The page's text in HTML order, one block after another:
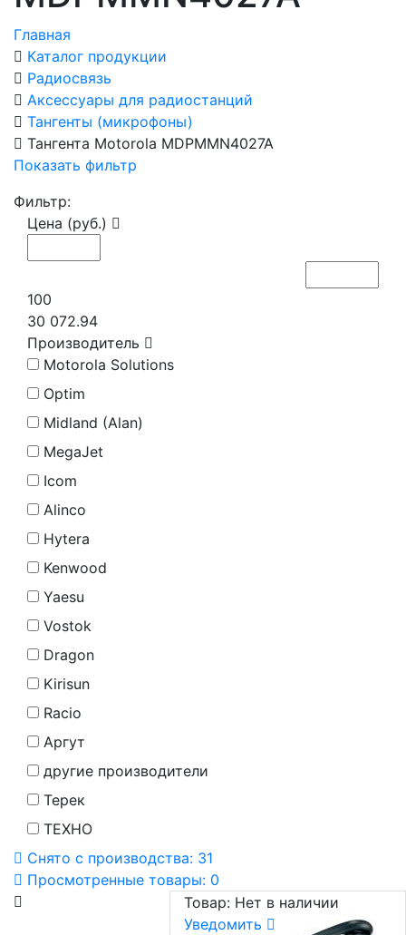
Главная
Каталог продукции
Радиосвязь
Аксессуары для радиостанций
Тангенты (микрофоны)
Тангента Motorola MDPMMN4027A
Показать фильтр
Фильтр:
Цена (руб.)
100
30 072.94
Производитель
Motorola Solutions
Optim
Midland (Alan)
MegaJet
Icom
Alinco
Hytera
Kenwood
Yaesu
Vostok
Dragon
Kirisun
Racio
Аргут
другие производители
Терек
ТЕХНО
Снято с производства: 31
Просмотренные товары: 0
Товар: Нет в наличии
Уведомить